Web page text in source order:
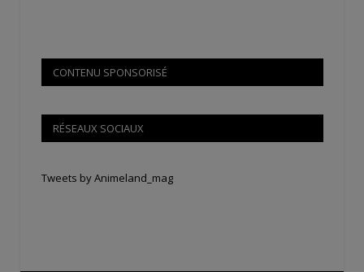
CONTENU SPONSORISÉ
RÉSEAUX SOCIAUX
Tweets by Animeland_mag